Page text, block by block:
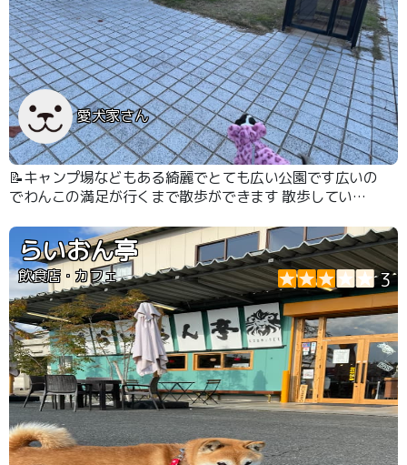
愛犬家さん
📝キャンプ場などもある綺麗でとても広い公園です広いの
でわんこの満足が行くまで散歩ができます 散歩している
らいおん亭
飲食店・カフェ 3